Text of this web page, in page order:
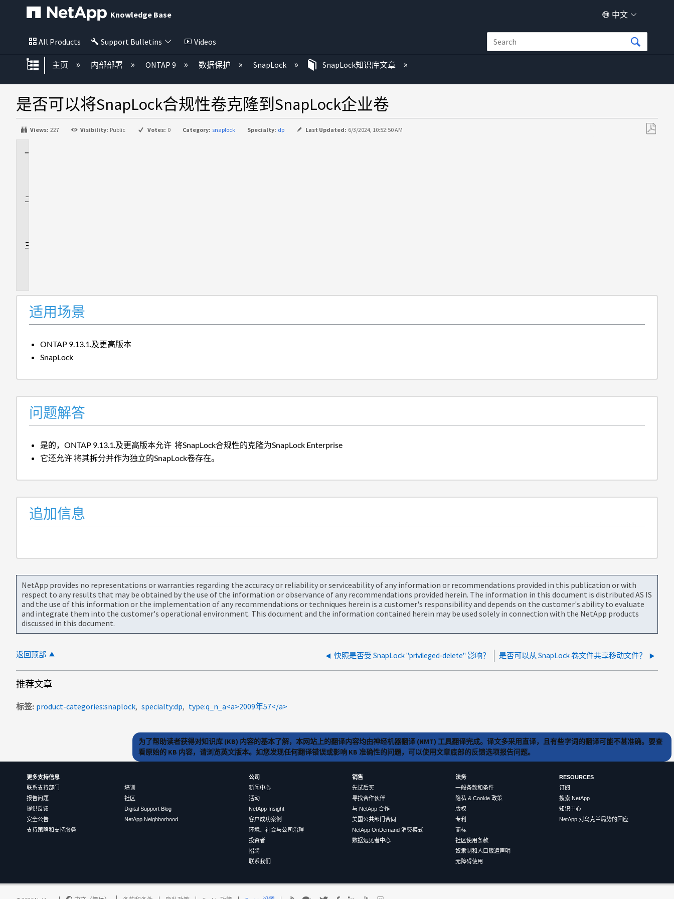
Knowledge Base 中文
All Products Support Bulletins Videos
扩展/隐缩全局层次
主页 内部部署 ONTAP 9 数据保护 SnapLock SnapLock知识库文章
是否可以将SnapLock合规性卷克隆到SnapLock企业卷
Views: 227 Visibility: Public Votes: 0 Category: snaplock Specialty: dp Last Updated: 6/3/2024, 10:52:50 AM
适用场景
ONTAP 9.13.1.及更高版本
SnapLock
问题解答
是的，ONTAP 9.13.1.及更高版本允许 将SnapLock合规性的克隆为SnapLock Enterprise
它还允许 将其拆分并作为独立的SnapLock卷存在。
追加信息
NetApp provides no representations or warranties regarding the accuracy or reliability or serviceability of any information or recommendations provided in this publication or with
respect to any results that may be obtained by the use of the information or observance of any recommendations provided herein. The information in this document is distributed AS IS
and the use of this information or the implementation of any recommendations or techniques herein is a customer's responsibility and depends on the customer's ability to evaluate
and integrate them into the customer's operational environment. This document and the information contained herein may be used solely in connection with the NetApp products
discussed in this document.
返回顶部 快照是否受 SnapLock "privileged-delete" 影响？ 是否可以从 SnapLock 卷文件共享移动文件？
推荐文章
标签 product-categories:snaplock specialty:dp type:q_n_a<a>2009年57</a>
为了帮助读者获得对知识库 (KB) 内容的基本了解，本网站上的翻译内容均由神经机器翻译 (NMT) 工具翻译完成。译文多采用直译，且有些字词的翻译可能不甚准确。要查
看原始的 KB 内容，请浏览英文版本。如您发现任何翻译错误或影响 KB 准确性的问题，可以使用文章底部的反馈选项报告问题。
更多支持信息
联系支持部门
报告问题
提供反馈
安全公告
支持策略和支持服务
培训
社区
Digital Support Blog
NetApp Neighborhood
公司
新闻中心
活动
NetApp Insight
客户成功案例
环境、社会与公司治理
投资者
招聘
联系我们
销售
先试后买
寻找合作伙伴
与 NetApp 合作
美国公共部门合同
NetApp OnDemand 消费模式
数据远见者中心
法务
一般条款和条件
隐私 & Cookie 政策
版权
专利
商标
社区使用条款
奴隶制和人口贩运声明
无障碍使用
RESOURCES
订阅
搜索 NetApp
知识中心
NetApp 对乌克兰局势的回应